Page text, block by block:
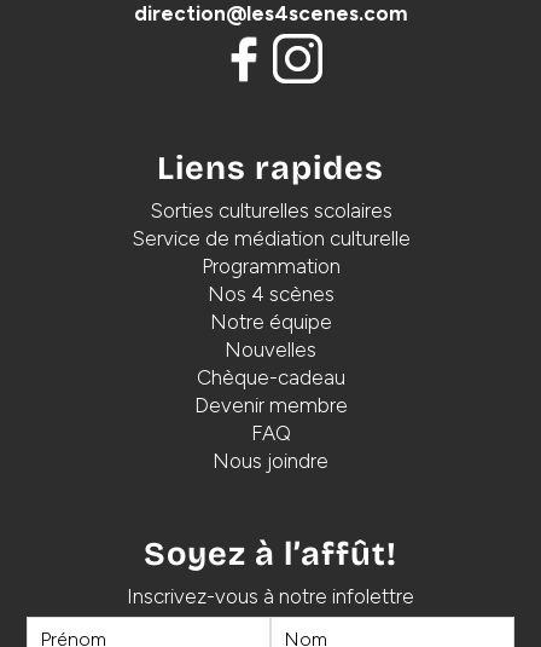
direction@les4scenes.com
Liens rapides
Sorties culturelles scolaires
Service de médiation culturelle
Programmation
Nos 4 scènes
Notre équipe
Nouvelles
Chèque-cadeau
Devenir membre
FAQ
Nous joindre
Soyez à l’affût!
Inscrivez-vous à notre infolettre